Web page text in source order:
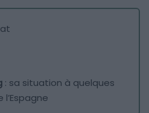
: sa situation à quelques